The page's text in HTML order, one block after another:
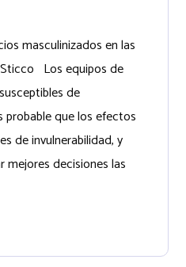
masculinizados en las
Los equipos de
de
probable que los efectos
de invulnerabilidad, y
decisiones las